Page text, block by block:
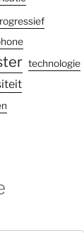
technologie